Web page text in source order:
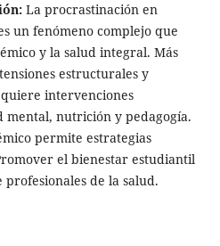
La procrastinación en
un fenómeno complejo que
y la salud integral. Más
estructurales y
intervenciones
nutrición y pedagogía.
permite estrategias
el bienestar estudiantil
de la salud.